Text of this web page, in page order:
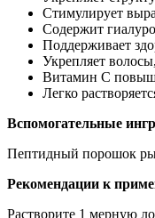
Стимулирует
Содержит
Поддерживает
Укрепляет
Витамин С
Легко
Вспомогательные
Пептидный порошок
Рекомендации к
Растворите 1 мерную